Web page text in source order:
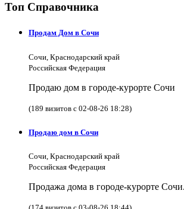
Топ Справочника
Продам Дом в Сочи
Сочи, Краснодарский край
Российская Федерация
Продаю дом в городе-курорте Сочи
(189 визитов с 02-08-26 18:28)
Продаю дом в Сочи
Сочи, Краснодарский край
Российская Федерация
Продажа дома в городе-курорте